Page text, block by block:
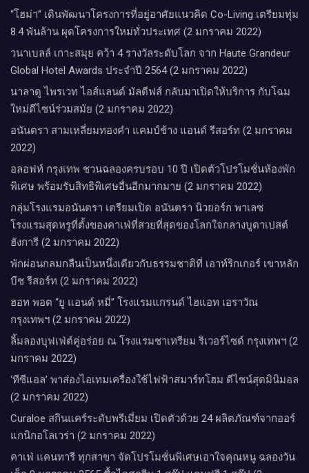
“โฮม่า” เดินพัฒนาโครงการที่อยู่อาศัยแนวคิด Co-Living เตรียมทุ่ม
8.4 พันล้าน ผุดโครงการใหม่ทั่วประเทศ (2 มกราคม 2022)
วนาเบลล์ เกาะสมุย คว้า 4 รางวัลระดับโลก จาก Haute Grandeur
Global Hotel Awards ประจำปี 2564 (2 มกราคม 2022)
นาลาดู ไพรเวท ไอส์แลนด์ มัลดีฟส์ กลับมาเปิดให้บริการ กับโฉม
ใหม่ดีไซน์ร่วมสมัย (2 มกราคม 2022)
อนันตรา สามเหลี่ยมทองคำ แคมป์ช้าง แอนด์ รีสอร์ท (2 มกราคม
2022)
อลอฟท์ กรุงเทพ ชวนฉลองครบรอบ 10 ปี เปิดตัวโปรโมชั่นห้องพัก
พิเศษ พร้อมรับสิทธิพิเศษอื่นอีกมากมาย (2 มกราคม 2022)
กลุ่มโรงแรมอนันตรา เตรียมเปิด อนันตรา นิวยอร์ก พาเลซ
โรงแรมสุดหรูที่ตั้งของคาเฟ่ที่สวยที่สุดของโลกใจกลางบูดาเปสต์
ฮังการี (2 มกราคม 2022)
พักผ่อนกลมกลืนเป็นหนึ่งเดียวกับธรรมชาติที่ เอาท์ริกเกอร์ เขาหลัก
บีช รีสอร์ท (2 มกราคม 2022)
ฮอท พอต “ยู แอนด์ หมี่” โรงแรมแกรนด์ ไฮแอท เอราวัณ
กรุงเทพฯ (2 มกราคม 2022)
ลิ้มลองบุฟเฟ่ต์คู่อร่อย ณ โรงแรมชาเทรียม ริเวอร์ไซด์ กรุงเทพฯ (2
มกราคม 2022)
‘ทีซีแอล’ พาส่องไอเทมเครื่องใช้ไฟฟ้าสมาร์ทโฮม ดีไซน์สุดมินิมอล
(2 มกราคม 2022)
Curaloe สกินแคร์ระดับพรีเมี่ยม เปิดตัวด้วย 24 ผลิตภัณฑ์จากออร์
แกนิกอโลเวร่า (2 มกราคม 2022)
คาเฟ่ แคนทารี ทุกสาขา จัดโปรโมชั่นพิเศษเอาใจคุณหนู ฉลองวัน